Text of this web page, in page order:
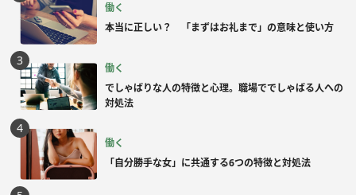
働く
本当に正しい？ 「まずはお礼まで」の意味と使い方
働く
でしゃばりな人の特徴と心理。職場ででしゃばる人への
対処法
働く
「自分勝手な女」に共通する6つの特徴と対処法